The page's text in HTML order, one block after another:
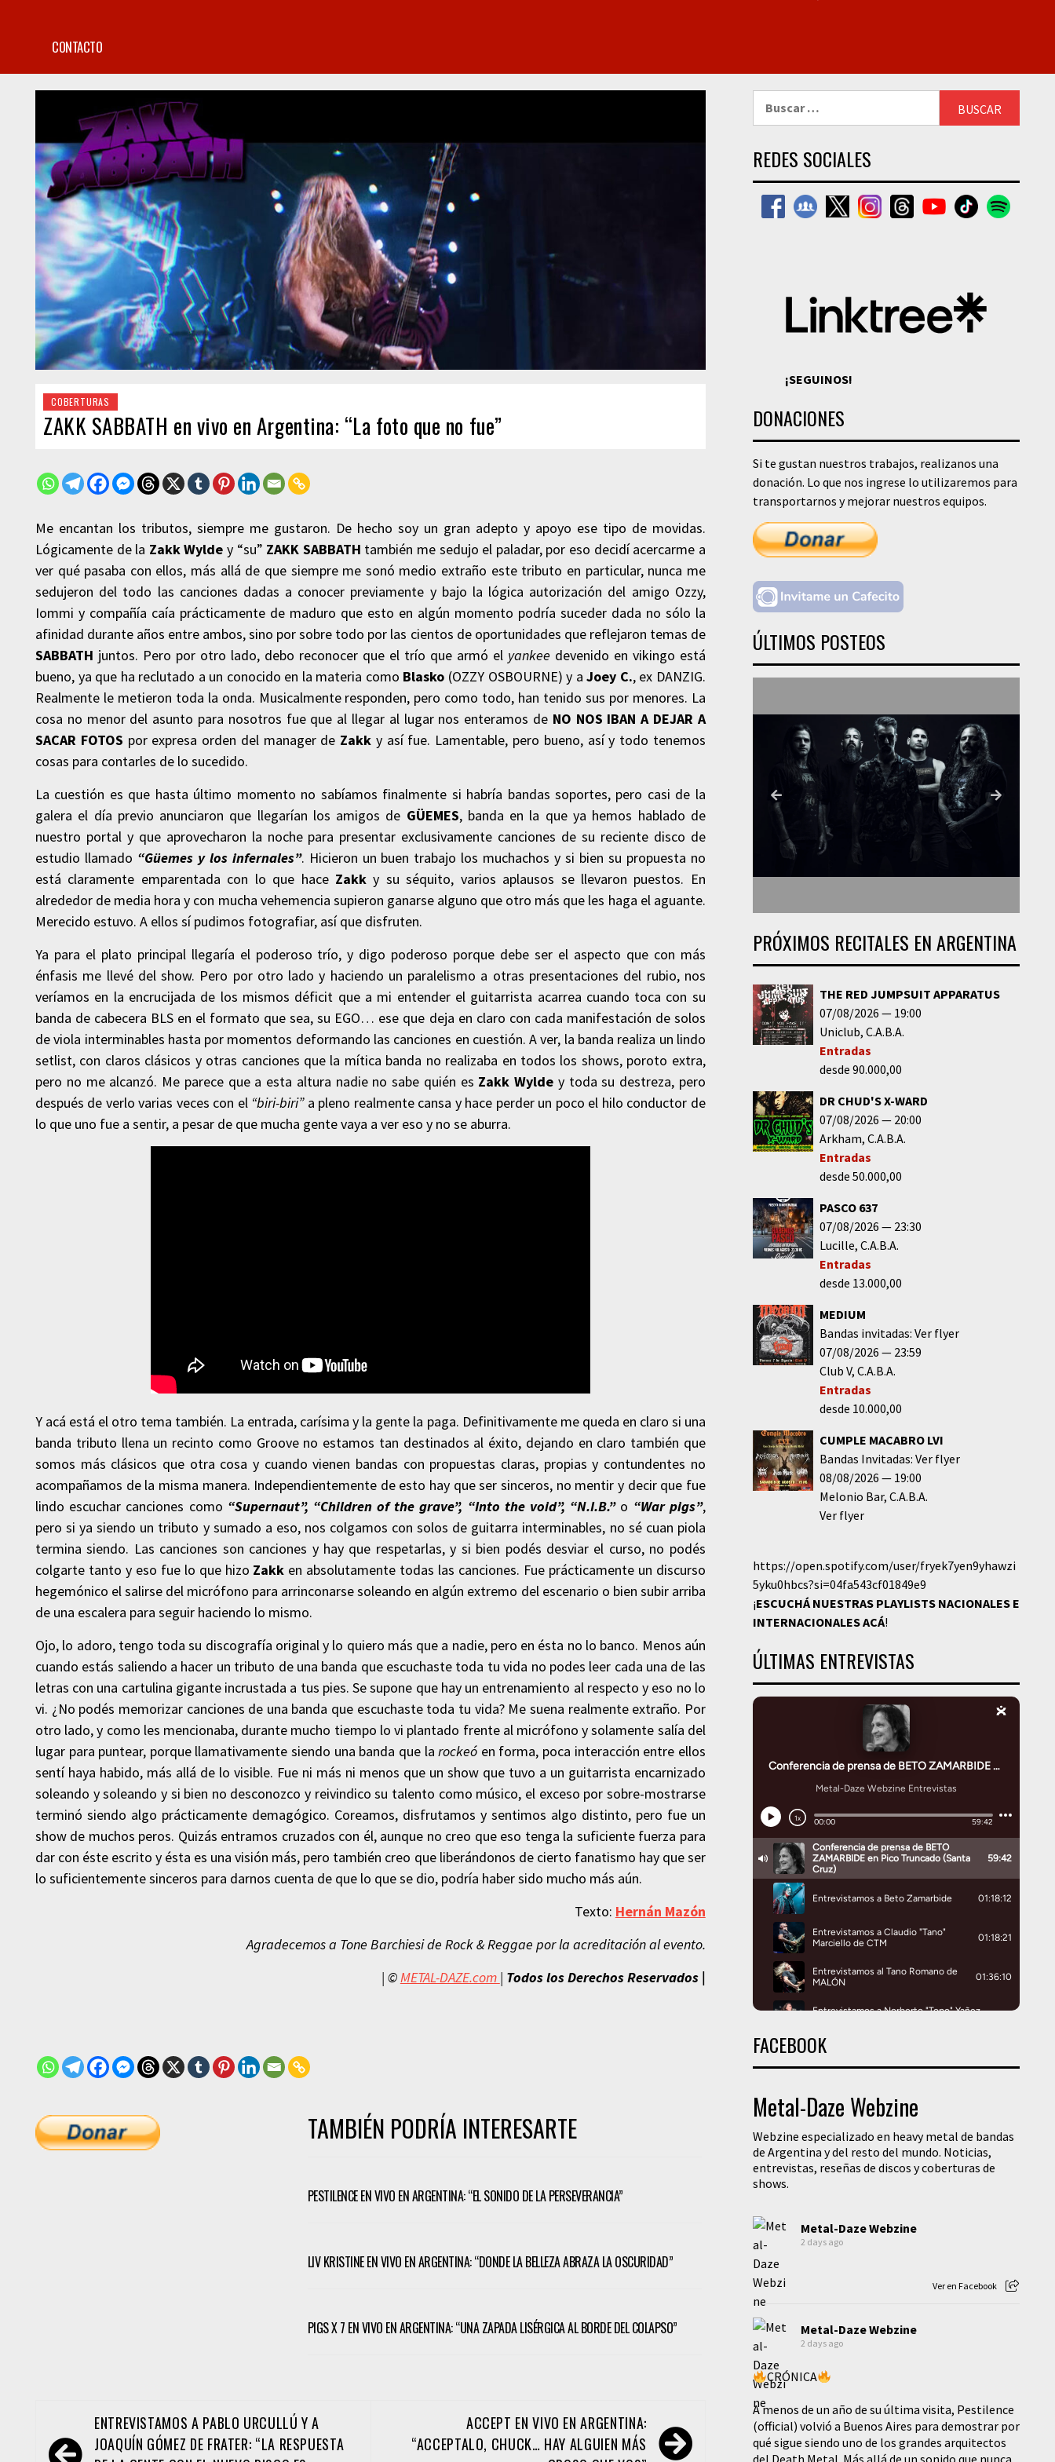
CONTACTO
COBERTURAS
ZAKK SABBATH en vivo en Argentina: “La foto que no fue”
Me encantan los tributos, siempre me gustaron. De hecho soy un gran adepto y apoyo ese tipo de movidas.
Lógicamente de la Zakk Wylde y “su” ZAKK SABBATH también me sedujo el paladar, por eso decidí acercarme a
ver qué pasaba con ellos, más allá de que siempre me sonó medio extraño este tributo en particular, nunca me
sedujeron del todo las canciones dadas a conocer previamente y bajo la lógica autorización del amigo Ozzy,
Iommi y compañía caía prácticamente de maduro que esto en algún momento podría suceder dada no sólo la
afinidad durante años entre ambos, sino por sobre todo por las cientos de oportunidades que reflejaron temas de
SABBATH juntos. Pero por otro lado, debo reconocer que el trío que armó el yankee devenido en vikingo está
bueno, ya que ha reclutado a un conocido en la materia como Blasko (OZZY OSBOURNE) y aJoey C., ex DANZIG.
Realmente le metieron toda la onda. Musicalmente responden, pero como todo, han tenido sus por menores. La
cosa no menor del asunto para nosotros fue que al llegar al lugar nos enteramos de NO NOS IBAN A DEJAR A
SACAR FOTOS por expresa orden del manager de Zakk y así fue. Lamentable, pero bueno, así y todo tenemos
cosas para contarles de lo sucedido.
La cuestión es que hasta último momento no sabíamos finalmente si habría bandas soportes, pero casi de la
galera el día previo anunciaron que llegarían los amigos de GÜEMES, banda en la que ya hemos hablado de
nuestro portal y que aprovecharon la noche para presentar exclusivamente canciones de su reciente disco de
estudio llamado “Güemes y los infernales”. Hicieron un buen trabajo los muchachos y si bien su propuesta no
está claramente emparentada con lo que hace Zakky su séquito, varios aplausos se llevaron puestos. En
alrededor de media hora y con mucha vehemencia supieron ganarse alguno que otro más que les haga el aguante.
Merecido estuvo. A ellos sí pudimos fotografiar, así que disfruten.
Ya para el plato principal llegaría el poderoso trío, y digo poderoso porque debe ser el aspecto que con más
énfasis me llevé del show. Pero por otro lado y haciendo un paralelismo a otras presentaciones del rubio, nos
veríamos en la encrucijada de los mismos déficit que a mi entender el guitarrista acarrea cuando toca con su
banda de cabecera BLS en el formato que sea, su EGO… ese que deja en claro con cada manifestación de solos
de viola interminables hasta por momentos deformando las canciones en cuestión. A ver, la banda realiza un lindo
setlist, con claros clásicos y otras canciones que la mítica banda no realizaba en todos los shows, poroto extra,
pero no me alcanzó. Me parece que a esta altura nadie no sabe quién es Zakk Wylde y toda su destreza, pero
después de verlo varias veces con el “biri-biri”a pleno realmente cansa y hace perder un poco el hilo conductor de
lo que uno fue a sentir, a pesar de que mucha gente vaya a ver eso y no se aburra.
Y acá está el otro tema también. La entrada, carísima y la gente la paga. Definitivamente me queda en claro si una
banda tributo llena un recinto como Groove no estamos tan destinados al éxito, dejando en claro también que
somos más clásicos que otra cosa y cuando vienen bandas con propuestas claras, propias y contundentes no
acompañamos de la misma manera. Independientemente de esto hay que ser sinceros, no mentir y decir que fue
lindo escuchar canciones como “Supernaut”, “Children of the grave”, “Into the void”, “N.I.B.” o “War pigs”,
pero si ya siendo un tributo y sumado a eso, nos colgamos con solos de guitarra interminables, no sé cuan piola
termina siendo. Las canciones son canciones y hay que respetarlas, y si bien podés desviar el curso, no podés
colgarte tanto y eso fue lo que hizo Zakk en absolutamente todas las canciones. Fue prácticamente un discurso
hegemónico el salirse del micrófono para arrinconarse soleando en algún extremo del escenario o bien subir arriba
de una escalera para seguir haciendo lo mismo.
Ojo, lo adoro, tengo toda su discografía original y lo quiero más que a nadie, pero en ésta no lo banco. Menos aún
cuando estás saliendo a hacer un tributo de una banda que escuchaste toda tu vida no podes leer cada una de las
letras con una cartulina gigante incrustada a tus pies. Se supone que hay un entrenamiento al respecto y eso no lo
vi. ¿No podés memorizar canciones de una banda que escuchaste toda tu vida? Me suena realmente extraño. Por
otro lado, y como les mencionaba, durante mucho tiempo lo vi plantado frente al micrófono y solamente salía del
lugar para puntear, porque llamativamente siendo una banda que larockeó en forma, poca interacción entre ellos
sentí haya habido, más allá de lo visible. Fue ni más ni menos que un show que tuvo a un guitarrista encarnizado
soleando y soleando y si bien no desconozco y reivindico su talento como músico, el exceso por sobre-mostrarse
terminó siendo algo prácticamente demagógico. Coreamos, disfrutamos y sentimos algo distinto, pero fue un
show de muchos peros. Quizás entramos cruzados con él, aunque no creo que eso tenga la suficiente fuerza para
dar con éste escrito y ésta es una visión más, pero también creo que liberándonos de cierto fanatismo hay que ser
lo suficientemente sinceros para darnos cuenta de que lo que se dio, podría haber sido mucho más aún.
Texto: Hernán Mazón
Agradecemos a Tone Barchiesi de Rock & Reggae por la acreditación al evento.
| ©METAL-DAZE.com | Todos los Derechos Reservados |
TAMBIÉN PODRÍA INTERESARTE
PESTILENCE EN VIVO EN ARGENTINA: “EL SONIDO DE LA PERSEVERANCIA”
LIV KRISTINE EN VIVO EN ARGENTINA: “DONDE LA BELLEZA ABRAZA LA OSCURIDAD”
PIGS X 7 EN VIVO EN ARGENTINA: “UNA ZAPADA LISÉRGICA AL BORDE DEL COLAPSO”
Navegación
de
ENTREVISTAMOS A PABLO URCULLÚ Y A
JOAQUÍN GÓMEZ DE FRATER: “LA RESPUESTA
ACCEPT EN VIVO EN ARGENTINA:
“ACCEPTALO, CHUCK… HAY ALGUIEN MÁS
REDES SOCIALES
¡SEGUINOS!
DONACIONES
Si te gustan nuestros trabajos, realizanos una
donación. Lo que nos ingrese lo utilizaremos para
transportarnos y mejorar nuestros equipos.
ÚLTIMOS POSTEOS
PRÓXIMOS RECITALES EN ARGENTINA
THE RED JUMPSUIT APPARATUS
07/08/2026
19:00
Uniclub C.A.B.A.
Entradas
desde 90.000,00
DR CHUD'S X-WARD
07/08/2026
20:00
Arkham C.A.B.A.
Entradas
desde 50.000,00
PASCO 637
07/08/2026
23:30
Lucille C.A.B.A.
Entradas
desde 13.000,00
MEDIUM
Bandas invitadas: Ver flyer
07/08/2026
23:59
Club V C.A.B.A.
Entradas
desde 10.000,00
CUMPLE MACABRO LVI
Bandas Invitadas: Ver flyer
08/08/2026
19:00
Melonio Bar C.A.B.A.
Ver flyer
https://open.spotify.com/user/fryek7yen9yhawzi
5yku0hbcs?si=04fa543cf01849e9
¡ESCUCHÁ NUESTRAS PLAYLISTS NACIONALES E
INTERNACIONALESACÁ!
ÚLTIMAS ENTREVISTAS
FACEBOOK
Metal-Daze Webzine
Webzine especializado en heavy metal de bandas
de Argentina y del resto del mundo. Noticias,
entrevistas, reseñas de discos y coberturas de
shows.
Metal-Daze Webzine
2 days ago
Ver en Facebook
Metal-Daze Webzine
2 days ago
CRÓNICA
A menos de un año de su última visita, Pestilence
(official) volvió a Buenos Aires para demostrar por
qué sigue siendo uno de los grandes arquitectos
del Death Metal. Más allá de un sonido que nunca